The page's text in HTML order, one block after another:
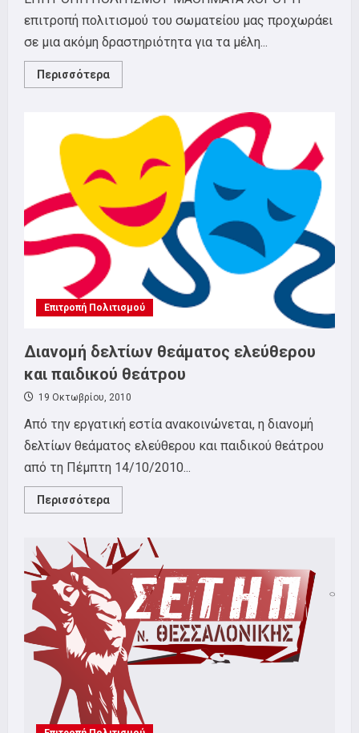
επιτροπή πολιτισμού του σωματείου μας προχωράει
σε μια ακόμη δραστηριότητα για τα μέλη...
Περισσότερα
more
Πολιτισμού
Μαθήματα
Επιτροπή Πολιτισμού
Διανομή δελτίων θεάματος ελεύθερου
και παιδικού θεάτρου
19 Οκτωβρίου, 2010
Από την εργατική εστία ανακοινώνεται, η διανομή
δελτίων θεάματος ελεύθερου και παιδικού θεάτρου
από τη Πέμπτη 14/10/2010...
Περισσότερα
more
δελτίων
θεάματος
ελεύθερου
και
παιδικού
θεάτρου